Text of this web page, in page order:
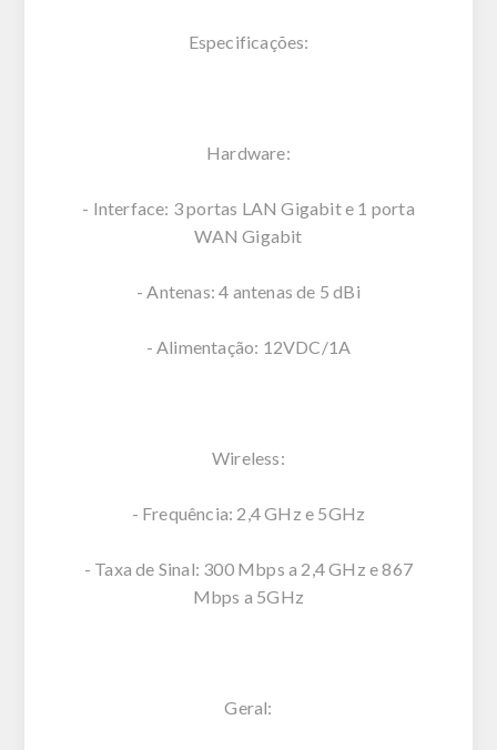
Especificações:
Hardware:
- Interface: 3 portas LAN Gigabit e 1 porta
WAN Gigabit
- Antenas: 4 antenas de 5 dBi
- Alimentação: 12VDC/1A
Wireless:
- Frequência: 2,4 GHz e 5GHz
- Taxa de Sinal: 300 Mbps a 2,4 GHz e 867
Mbps a 5GHz
Geral: